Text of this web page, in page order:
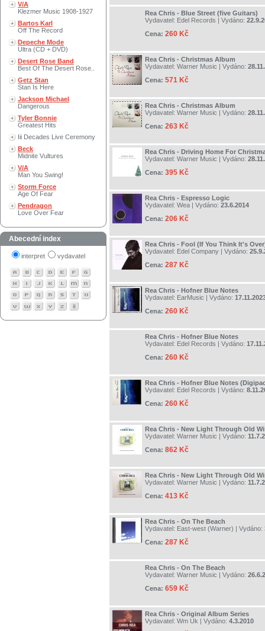
V/A
Klezmer Music 1908-1927
Bartos Karl
Off The Record
Depeche Mode
Ultra (CD + DVD)
Desert Rose Band
Best Of The Desert Rose..
Getz Stan
Stan Is Here
Jackson Michael
Dangerous
Tyler Bonnie
Greatest Hits
Iii Decades Live Ceremony
Beck
Midnite Vultures
V/A
Man You Swing!
Storm Force
Age Of Fear
Pendragon
Love Over Fear
Abecední index
interpret vydavatel
Rea Chris - Blue Street (five Guitars)
Vydavatel: Edel Records | Vydáno:
Cena: 260 Kč
Rea Chris - Christmas Album
Vydavatel: Warner Music | Vydáno:
Cena: 571 Kč
Rea Chris - Christmas Album
Vydavatel: Warner Music | Vydáno:
Cena: 263 Kč
Rea Chris - Driving Home For
Vydavatel: Warner Music | Vydáno:
Cena: 395 Kč
Rea Chris - Espresso Logic
Vydavatel: Wea | Vydáno: 23.6.2014
Cena: 206 Kč
Rea Chris - Fool (If You Think It's
Vydavatel: Edel Company | Vydáno:
Cena: 287 Kč
Rea Chris - Hofner Blue Notes
Vydavatel: EarMusic | Vydáno:
Cena: 260 Kč
Rea Chris - Hofner Blue Notes
Vydavatel: Edel Records | Vydáno:
Cena: 260 Kč
Rea Chris - Hofner Blue Notes
Vydavatel: Edel Records | Vydáno:
Cena: 260 Kč
Rea Chris - New Light Through Old
Vydavatel: Warner Music | Vydáno:
Cena: 862 Kč
Rea Chris - New Light Through Old
Vydavatel: Warner Music | Vydáno:
Cena: 413 Kč
Rea Chris - On The Beach
Vydavatel: East-west (Warner) | Vydáno:
Cena: 287 Kč
Rea Chris - On The Beach
Vydavatel: Warner Music | Vydáno:
Cena: 659 Kč
Rea Chris - Original Album Series
Vydavatel: Wm Uk | Vydáno: 4.3.2010